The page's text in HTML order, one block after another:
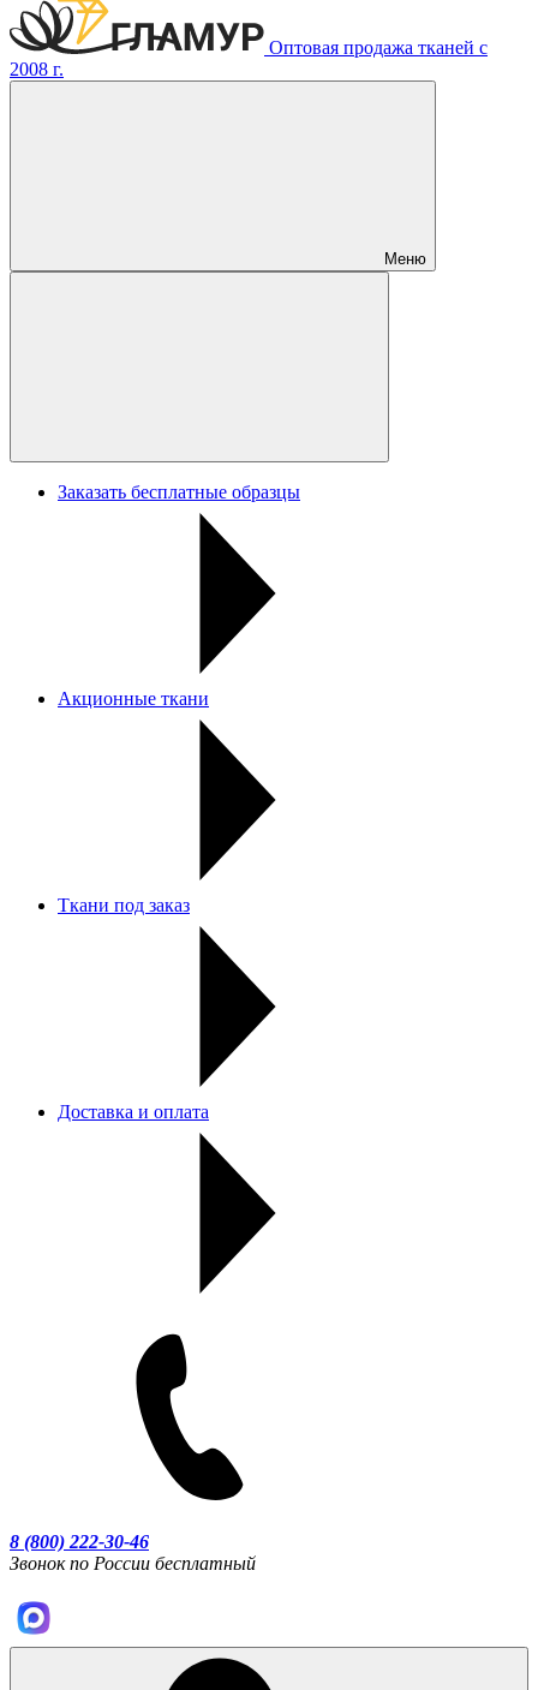
Оптовая продажа тканей с
2008 г.
Меню
Заказать бесплатные образцы
Акционные ткани
Ткани под заказ
Доставка и оплата
8 (800) 222-30-46
Звонок по России бесплатный